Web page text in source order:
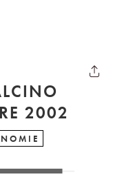
2002